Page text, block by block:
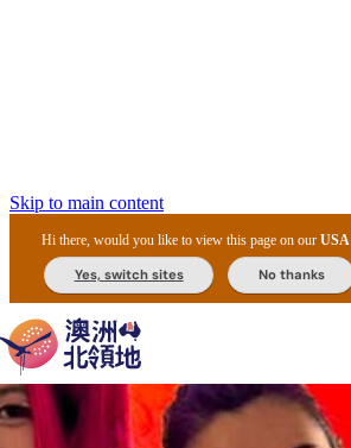
Skip to main content
Hi there, would you like to view this page on ourUSA
Yes, switch sites No thanks
愛
卡
住
民
文 美
租
車